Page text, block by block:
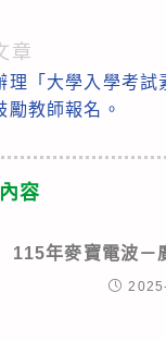
章
理「大學入學考
勵教師報名。
容
115年麥寶電波－